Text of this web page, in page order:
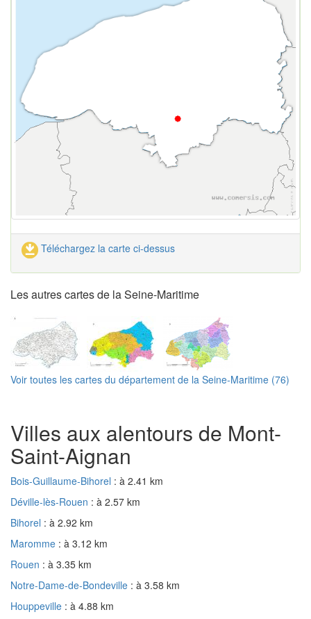
Téléchargez la carte ci-dessus
Les autres cartes de la Seine-Maritime
Voir toutes les cartes du département de la Seine-Maritime (76)
Villes aux alentours de Mont-
Saint-Aignan
Bois-Guillaume-Bihorel : à 2.41 km
Déville-lès-Rouen : à 2.57 km
Bihorel : à 2.92 km
Maromme : à 3.12 km
Rouen : à 3.35 km
Notre-Dame-de-Bondeville : à 3.58 km
Houppeville : à 4.88 km